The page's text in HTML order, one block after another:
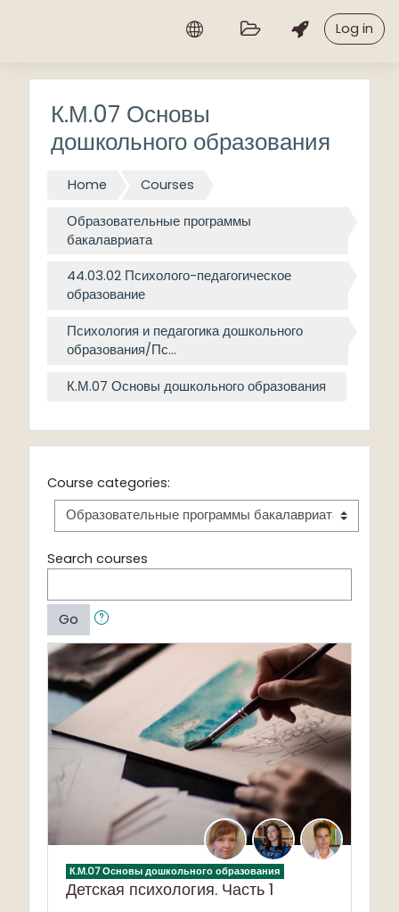
Log in
К.М.07 Основы
дошкольного образования
Home Courses
Образовательные программы
бакалавриата
44.03.02 Психолого-педагогическое
образование
Психология и педагогика дошкольного
образования/Пс...
К.М.07 Основы дошкольного образования
Course categories:
Search courses
Go
К.М.07 Основы дошкольного образования
Детская психология. Часть 1